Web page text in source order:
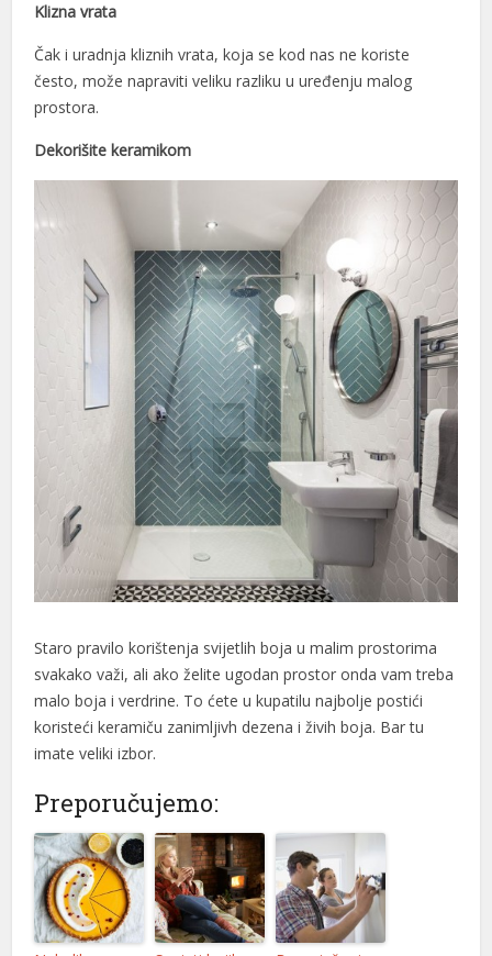
Klizna vrata
Čak i uradnja kliznih vrata, koja se kod nas ne koriste
često, može napraviti veliku razliku u uređenju malog
prostora.
Dekorišite keramikom
Staro pravilo korištenja svijetlih boja u malim prostorima
svakako važi, ali ako želite ugodan prostor onda vam treba
malo boja i verdrine. To ćete u kupatilu najbolje postići
koristeći keramiču zanimljivh dezena i živih boja. Bar tu
imate veliki izbor.
Preporučujemo: